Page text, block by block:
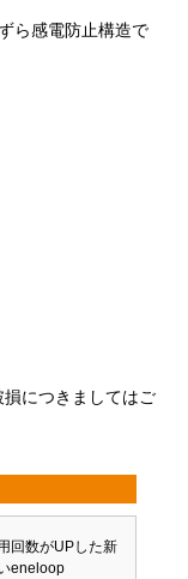
ら感電防止構造で
につきましてはご
回数がUPした新
eneloop